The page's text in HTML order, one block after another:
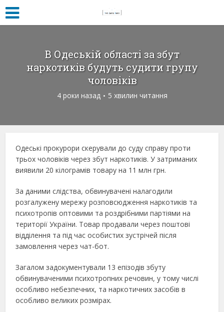
В Одеській області за збут
наркотиків будуть судити групу
чоловіків
4 роки назад 5 хвилин читання
Одеські прокурори скерували до суду справу проти
трьох чоловіків через збут наркотиків. У затриманих
виявили 20 кілограмів товару на 11 млн грн.
За даними слідства, обвинувачені налагодили
розгалужену мережу розповсюдження наркотиків та
психотропів оптовими та роздрібними партіями на
території України. Товар продавали через поштові
відділення та під час особистих зустрічей після
замовлення через чат-бот.
Загалом задокументували 13 епізодів збуту
обвинуваченими психотропних речовин, у тому числі
особливо небезпечних, та наркотичних засобів в
особливо великих розмірах.